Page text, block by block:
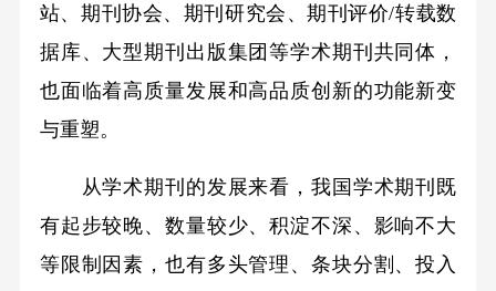
站、期刊协会、期刊研究会、期刊评价/转载数
据库、大型期刊出版集团等学术期刊共同体，
也面临着高质量发展和高品质创新的功能新变
与重塑。
从学术期刊的发展来看，我国学术期刊既
有起步较晚、数量较少、积淀不深、影响不大
等限制因素，也有多头管理、条块分割、投入